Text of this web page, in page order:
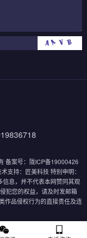
备案号： 陇ICP备19000426
支持： 匠美科技 特别申明：
息，并不代表本网赞同其观
犯您的权益，请及时发邮箱
作品侵权行为的直接责任及连